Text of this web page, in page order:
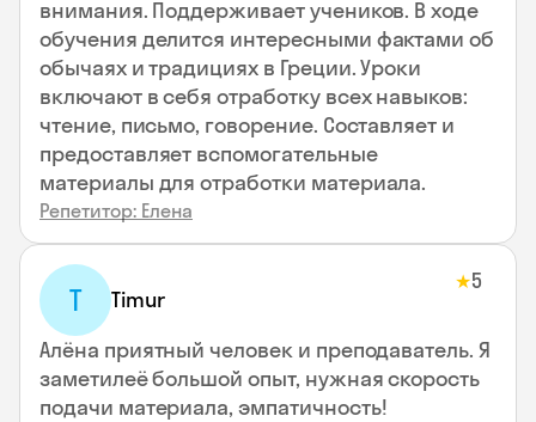
внимания. Поддерживает учеников. В ходе
обучения делится интересными фактами об
обычаях и традициях в Греции. Уроки
включают в себя отработку всех навыков:
чтение, письмо, говорение. Составляет и
предоставляет вспомогательные
материалы для отработки материала.
Репетитор: Елена
T Timur
★5
Алёна приятный человек и преподаватель. Я
заметилеё большой опыт, нужная скорость
подачи материала, эмпатичность!